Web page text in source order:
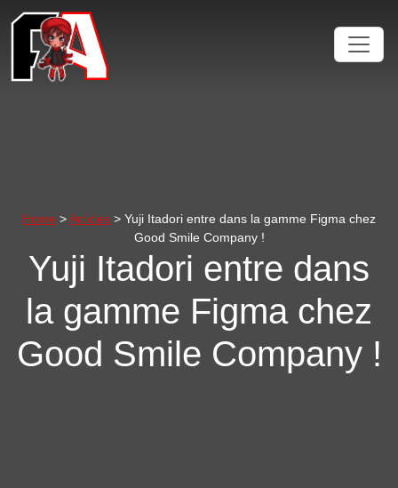
Home >Articles > Yuji Itadori entre dans la gamme Figma chez
Good Smile Company !
Yuji Itadori entre dans
la gamme Figma chez
Good Smile Company !